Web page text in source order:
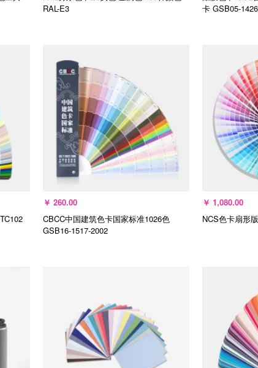
RAL-E3
加入购物车
卡 GSB05-
￥ 260.00
CBCC中国建筑色卡国家标准1026色
GSB16-1517-2002
加入购物车
￥ 1,080.00
NCS色卡扇形